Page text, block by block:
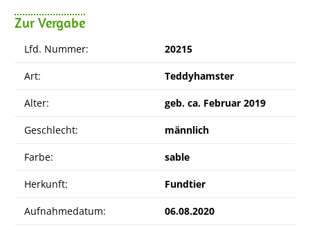
Zur Vergabe
Lfd. Nummer: 20215
Art: Teddyhamster
Alter: geb. ca. Februar 2019
Geschlecht: männlich
Farbe: sable
Herkunft: Fundtier
Aufnahmedatum: 06.08.2020